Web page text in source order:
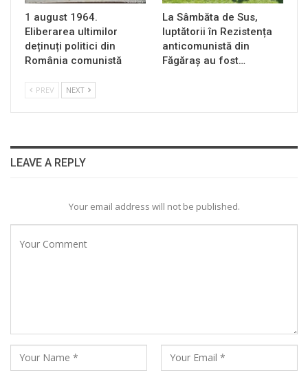
1 august 1964.
Eliberarea ultimilor
deținuți politici din
România comunistă
La Sâmbăta de Sus,
luptătorii în Rezistența
anticomunistă din
Făgăraș au fost…
PREV NEXT
LEAVE A REPLY
Your email address will not be published.